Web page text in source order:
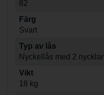
82
Färg
Svart
Typ av lås
Nyckellås med 2 nycklar
Vikt
18 kg